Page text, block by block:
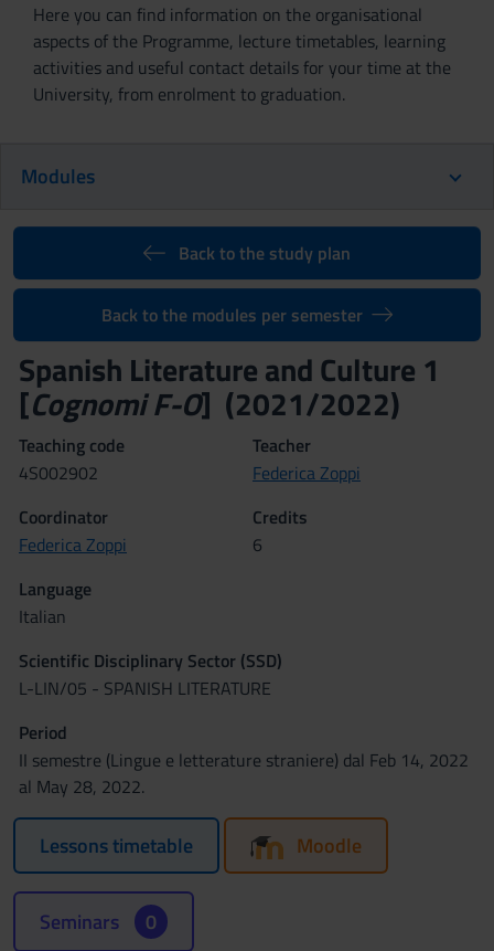
Here you can find information on the organisational
aspects of the Programme, lecture timetables, learning
activities and useful contact details for your time at the
University, from enrolment to graduation.
Modules
Back to the study plan
Back to the modules per semester
Spanish Literature and Culture 1
[Cognomi F-O] (2021/2022)
Teaching code
4S002902
Teacher
Federica Zoppi
Coordinator
Federica Zoppi
Credits
6
Language
Italian
Scientific Disciplinary Sector (SSD)
L-LIN/05 - SPANISH LITERATURE
Period
II semestre (Lingue e letterature straniere) dal Feb 14, 2022
al May 28, 2022.
Lessons timetable Moodle
Seminars 0